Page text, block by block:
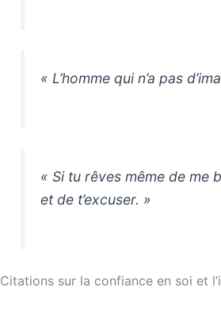
« L’homme qui n’a pas
« Si tu rêves même de me
et de t’excuser. »
Citations sur la confiance en soi et